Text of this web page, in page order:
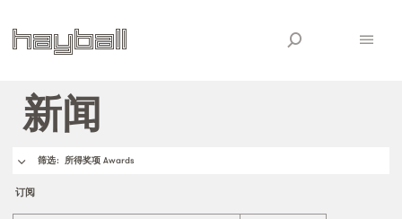
新闻
筛选: 所得奖项 Awards
订阅